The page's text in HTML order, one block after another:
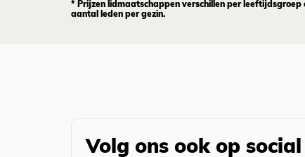
* Prijzen lidmaatschappen verschillen per leeftijdsgroep
aantal leden per gezin.
Volg ons ook op social